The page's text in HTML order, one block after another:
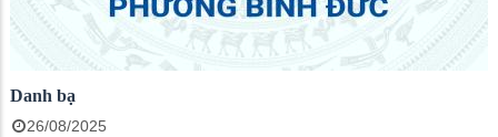
Danh bạ
26/08/2025